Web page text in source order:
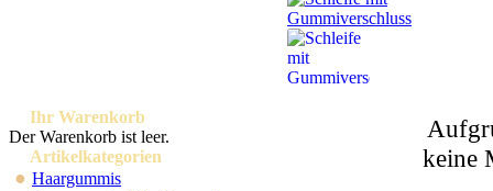
Ihr Warenkorb
Der Warenkorb ist leer.
Artikelkategorien
● Haargummis
keine